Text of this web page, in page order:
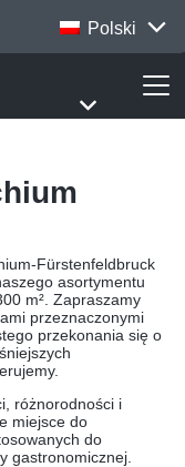
Polski
Fürstenfeldbruck
asortymentu
m². Zapraszamy
przeznaczonymi
przekonania się o
różnorodności i
miejsce do
do
gastronomicznej.